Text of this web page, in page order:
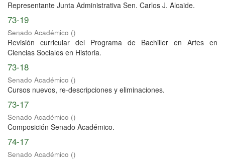
Representante Junta Administrativa Sen. Carlos J. Alcaide.
73-19
Senado Académico ()
Revisión curricular del Programa de Bachiller en Artes en
Ciencias Sociales en Historia.
73-18
Senado Académico ()
Cursos nuevos, re-descripciones y eliminaciones.
73-17
Senado Académico ()
Composición Senado Académico.
74-17
Senado Académico ()